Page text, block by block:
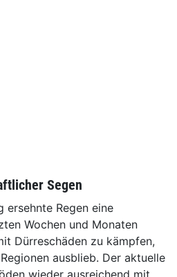
Segen
ersehnte Regen eine
Wochen und Monaten
Dürreschäden zu kämpfen,
ausblieb. Der aktuelle
wieder ausreichend mit